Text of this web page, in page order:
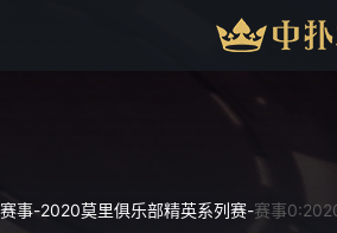
赛事-2020莫里俱乐部精英系列赛-赛事